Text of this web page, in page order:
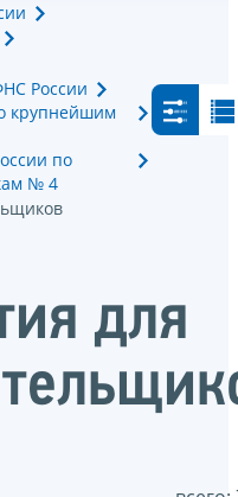
России
крупнейшим
по
№ 4
для